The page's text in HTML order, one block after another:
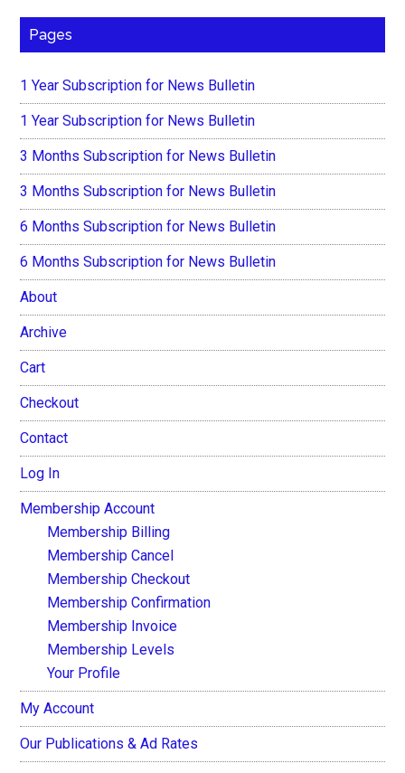
Pages
1 Year Subscription for News Bulletin
1 Year Subscription for News Bulletin
3 Months Subscription for News Bulletin
3 Months Subscription for News Bulletin
6 Months Subscription for News Bulletin
6 Months Subscription for News Bulletin
About
Archive
Cart
Checkout
Contact
Log In
Membership Account
Membership Billing
Membership Cancel
Membership Checkout
Membership Confirmation
Membership Invoice
Membership Levels
Your Profile
My Account
Our Publications & Ad Rates